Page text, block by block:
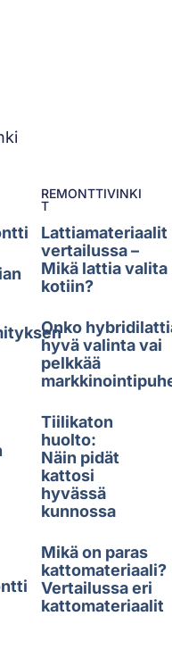
REMONTTIVINKI
T
Lattiamateriaalit
vertailussa –
Mikä lattia valita
kotiin?
Onko
hyvä valinta vai
pelkkää
Tiilikaton
huolto:
Näin pidät
kattosi
hyvässä
kunnossa
Mikä on paras
kattomateriaali?
Vertailussa eri
kattomateriaalit